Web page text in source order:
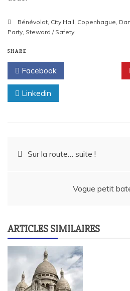
Bénévolat, City Hall, Copenhague,
Party, Steward / Safety
SHARE
Facebook
Linkedin
Navigation
Sur la route… suite !
Vogue petit
ARTICLES SIMILAIRES